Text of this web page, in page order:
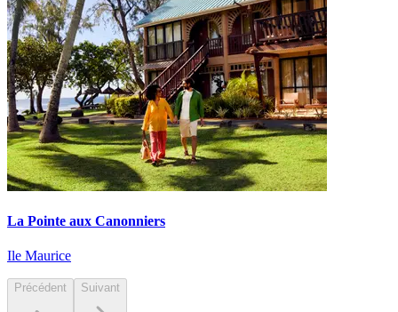
La Pointe aux Canonniers
Ile Maurice
Précédent Suivant